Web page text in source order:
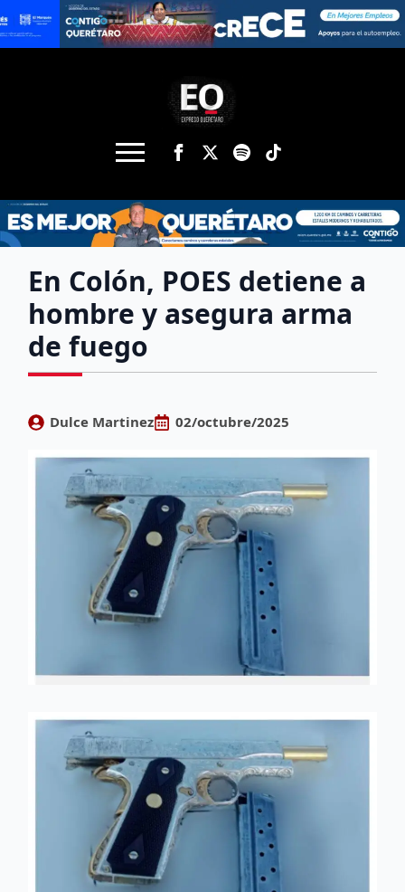
En Colón, POES detiene a
hombre y asegura arma
de fuego
Dulce Martinez 02/octubre/2025